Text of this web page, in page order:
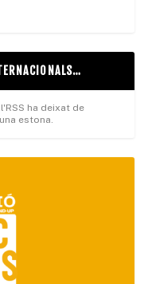
ha deixat de
estona.